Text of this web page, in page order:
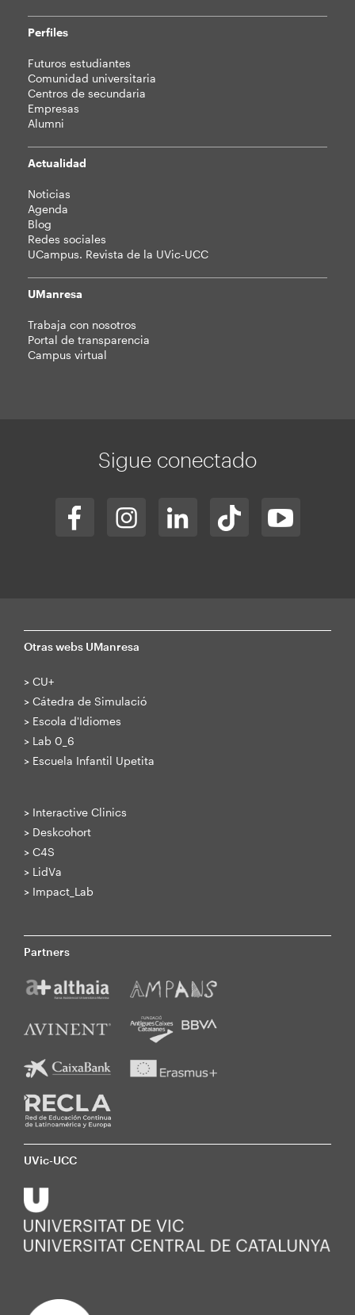
Perfiles
Futuros estudiantes
Comunidad universitaria
Centros de secundaria
Empresas
Alumni
Actualidad
Noticias
Agenda
Blog
Redes sociales
UCampus. Revista de la UVic-UCC
UManresa
Trabaja con nosotros
Portal de transparencia
Campus virtual
Sigue conectado
Otras webs UManresa
> CU+
> Cátedra de Simulació
> Escola d'Idiomes
> Lab 0_6
> Escuela Infantil Upetita
> Interactive Clinics
> Deskcohort
> C4S
> LidVa
> Impact_Lab
Partners
UVic-UCC